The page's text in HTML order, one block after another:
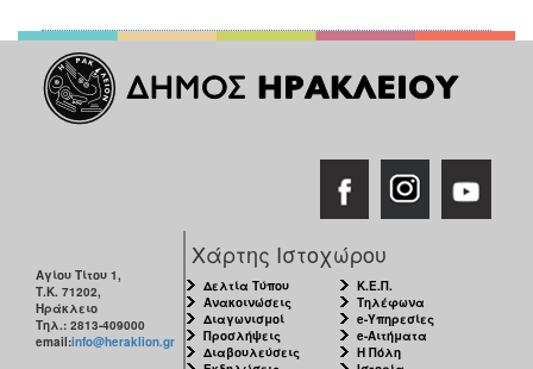
Γυναικών
Κέντρο
Κοινότητας
Κοινωνικό
των
Φύλων
Υγεία
Αγίου Τίτου 1,
Τ.Κ. 71202,
Ηράκλειο
Τηλ.: 2813-409000
email:info@heraklion.gr
Χάρτης Ιστοχώρου
Δελτία Τύπου
Ανακοινώσεις
Διαγωνισμοί
Προσλήψεις
Διαβουλεύσεις
Κ.Ε.Π.
Τηλέφωνα
e-Υπηρεσίες
e-Αιτήματα
Η Πόλη